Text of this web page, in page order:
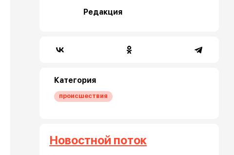
Редакция
Категория
происшествия
Новостной поток